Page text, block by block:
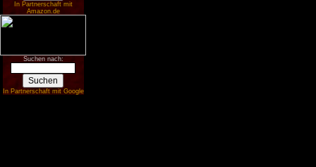
In Partnerschaft mit
Amazon.de
Suchen nach:
In Partnerschaft mit Google